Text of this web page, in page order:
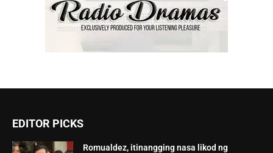
EDITOR PICKS
Romualdez, itinangging nasa likod ng